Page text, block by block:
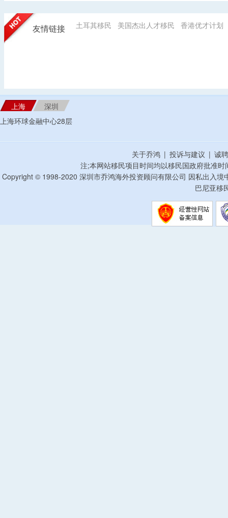
友情链接 土耳其移民 美国杰出人才移民 香港优才计划
上海
深圳
上海环球金融中心28层
关于乔鸿 | 投诉与建议 | 诚
注;本网站移民项目时间均以移民国政府批准
Copyright © 1998-2020 深圳市乔鸿海外投资顾问有限公司 因私出入
巴尼亚移